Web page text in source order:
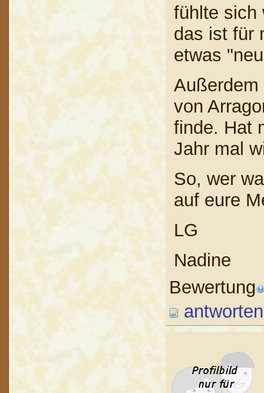
fühlte sich
das ist für
etwas
von
finde. Hat
Jahr mal
So, wer
auf eure
LG
Nadine
Bewertung
antworten